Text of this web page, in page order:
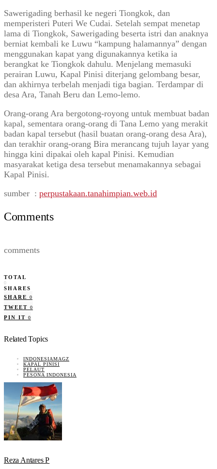
Sawerigading berhasil ke negeri Tiongkok, dan
memperisteri Puteri We Cudai. Setelah sempat menetap
lama di Tiongkok, Sawerigading beserta istri dan anaknya
berniat kembali ke Luwu “kampung halamannya” dengan
menggunakan kapat yang digunakannya ketika ia
berangkat ke Tiongkok dahulu. Menjelang memasuki
perairan Luwu, Kapal Pinisi diterjang gelombang besar,
dan akhirnya terbelah menjadi tiga bagian. Terdampar di
desa Ara, Tanah Beru dan Lemo-lemo.
Orang-orang Ara bergotong-royong untuk membuat badan
kapal, sementara orang-orang di Tana Lemo yang merakit
badan kapal tersebut (hasil buatan orang-orang desa Ara),
dan terakhir orang-orang Bira merancang tujuh layar yang
hingga kini dipakai oleh kapal Pinisi. Kemudian
masyarakat ketiga desa tersebut menamakannya sebagai
Kapal Pinisi.
sumber : perpustakaan.tanahimpian.web.id
Comments
comments
TOTAL
0
SHARES
SHARE
0
TWEET 0
PIN IT 0
Related Topics
INDONESIAMAGZ
KAPAL PINISI
PELAUT
PESONA INDONESIA
Reza Antares P